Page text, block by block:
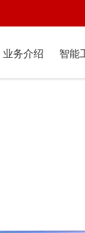
业务介绍 智能